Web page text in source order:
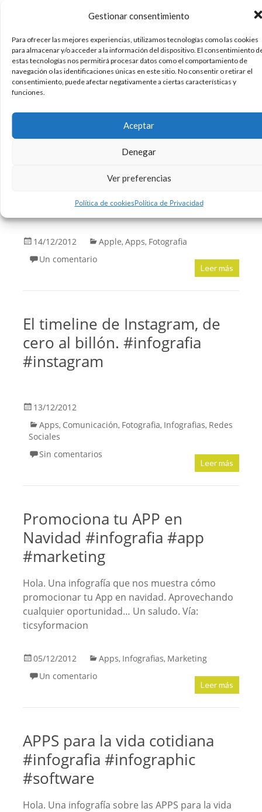
Gestionar consentimiento
Para ofrecer las mejores experiencias, utilizamos tecnologías como las cookies
para almacenar y/o acceder a la información del dispositivo. El consentimiento
estas tecnologías nos permitirá procesar datos como el comportamiento de
navegación o las identificaciones únicas en este sitio. No consentir o retirar el
consentimiento, puede afectar negativamente a ciertas características y
funciones.
Aceptar
Denegar
Ver preferencias
Política de cookiesPolítica de Privacidad
Strum, app para capturar y
compartir vídeos que permite
aplicar filtros de audio #iOS
#fotografia
Gracias a Hector Russo por esta información.
Strum es una aplicación gratuita para iOS que
segundos de duración, que ofrece la posibilidad
original. Es muy fácil de usar y su
14/12/2012 Apple, Apps, Fotografia
Un comentario
Leer más
El timeline de Instagram, de
cero al billón. #infografia
#instagram
13/12/2012
Apps, Comunicación, Fotografia, Infografias, Redes
Sociales
Sin comentarios
Leer más
Promociona tu APP en
Navidad #infografia #app
#marketing
Hola. Una infografía que nos muestra cómo
promocionar tu App en navidad. Aprovechando
cualquier oportunidad… Un saludo. Vía:
ticsyformacion
05/12/2012 Apps, Infografias, Marketing
Un comentario
Leer más
APPS para la vida cotidiana
#infografia #infographic
#software
Hola. Una infografía sobre las APPS para la vida